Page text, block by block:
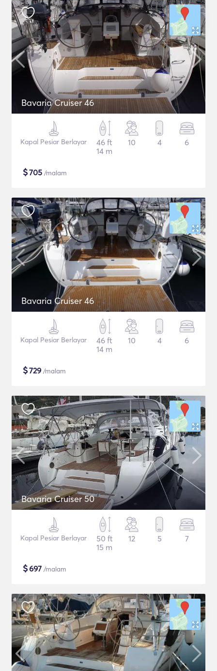
Bavaria Cruiser 46
Kapal Pesiar Berlayar
46 ft
14 m
10 4 6
$705 /malam
Bavaria Cruiser 46
Kapal Pesiar Berlayar
46 ft
14 m
10 4 6
$729 /malam
Bavaria Cruiser 50
Kapal Pesiar Berlayar
50 ft
15 m
12 5 7
$697 /malam